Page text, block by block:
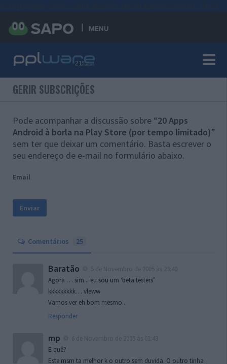
MENU
GERIR SUBSCRIÇÕES
Pode acompanhar a discussão sobre “20 Apps
Android à borla na Play Store (por tempo limitado)”
sem ter que deixar um comentário. Basta escrever o
seu endereço de e-mail no formulário abaixo.
Email
Comentários 25
Baratão
Agora … sim .. eu sou um ‘beta testers’
kkkkkkkkk… vleww
Vamos ver eh bom mesmo..
Responder
mp
E quê?
Este msm ta melhor k o outro sem duvida. O outro tinha